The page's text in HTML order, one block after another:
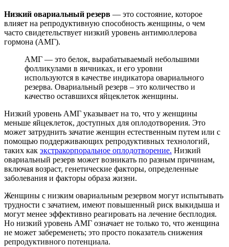
Низкий овариальный резерв — это состояние, которое
влияет на репродуктивную способность женщины, о чем
часто свидетельствует низкий уровень антимюллерова
гормона (АМГ).
АМГ — это белок, вырабатываемый небольшими
фолликулами в яичниках, и его уровни
используются в качестве индикатора овариального
резерва. Овариальный резерв – это количество и
качество оставшихся яйцеклеток женщины.
Низкий уровень АМГ указывает на то, что у женщины
меньше яйцеклеток, доступных для оплодотворения. Это
может затруднить зачатие женщин естественным путем или с
помощью поддерживающих репродуктивных технологий,
таких как экстракорпоральное оплодотворение. Низкий
овариальный резерв может возникать по разным причинам,
включая возраст, генетические факторы, определенные
заболевания и факторы образа жизни.
Женщины с низким овариальным резервом могут испытывать
трудности с зачатием, имеют повышенный риск выкидыша и
могут менее эффективно реагировать на лечение бесплодия.
Но низкий уровень АМГ означает не только то, что женщина
не может забеременеть; это просто показатель снижения
репродуктивного потенциала.